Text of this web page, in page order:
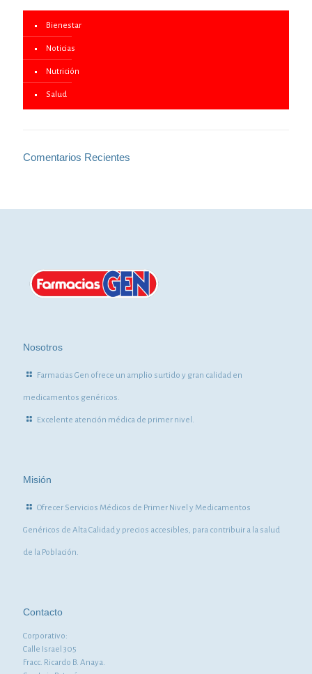
Bienestar
Noticias
Nutrición
Salud
Comentarios Recientes
Nosotros
Farmacias Gen ofrece un amplio surtido y gran calidad en
medicamentos genéricos.
Excelente atención médica de primer nivel.
Misión
Ofrecer Servicios Médicos de Primer Nivel y Medicamentos
Genéricos de Alta Calidad y precios accesibles, para contribuir a la salud
de la Población.
Contacto
Corporativo:
Calle Israel 305
Fracc. Ricardo B. Anaya.